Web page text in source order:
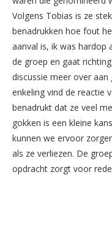
Volgens Tobias is ze
benadrukken hoe fout
aanval is, ik was hardop
de groep en gaat
discussie meer over
enkeling vind de reactie
benadrukt dat ze veel
gokken is een kleine
kunnen we ervoor
als ze verliezen. De
opdracht zorgt voor